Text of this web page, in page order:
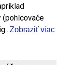
(pohlcovače
Zobraziť viac